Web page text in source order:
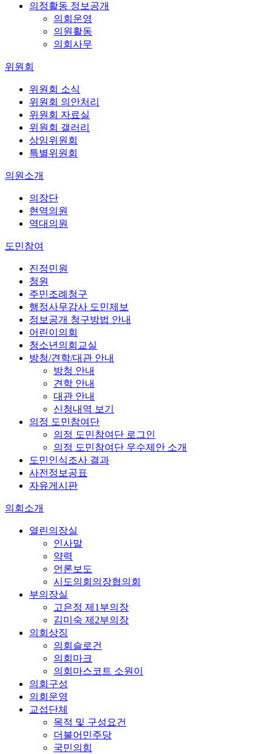
의정활동 정보공개
의회운영
의원활동
의회사무
위원회
위원회 소식
위원회 의안처리
위원회 자료실
위원회 갤러리
상임위원회
특별위원회
의원소개
의장단
현역의원
역대의원
도민참여
진정민원
청원
주민조례청구
행정사무감사 도민제보
정보공개 청구방법 안내
어린이의회
청소년의회교실
방청/견학/대관 안내
방청 안내
견학 안내
대관 안내
신청내역 보기
의정 도민참여단
의정 도민참여단 로그인
의정 도민참여단 우수제안 소개
도민인식조사 결과
사전정보공표
자유게시판
의회소개
열린의장실
인사말
약력
언론보도
시도의회의장협의회
부의장실
고은정 제1부의장
김미숙 제2부의장
의회상징
의회슬로건
의회마크
의회마스코트 소원이
의회구성
의회운영
교섭단체
목적 및 구성요건
더불어민주당
국민의힘